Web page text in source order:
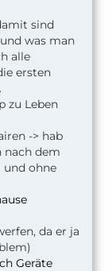
sind
was man
alle
ersten
zu Leben
-> hab
nach dem
und ohne
da er ja
Geräte